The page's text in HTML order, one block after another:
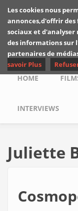
Skip to main content
Les
Main
HOME
INTERVIEWS
Juliette
Les cookies nous
annonces,d'offrir
sociaux et
des informations sur
partenaires de
savoir Plus